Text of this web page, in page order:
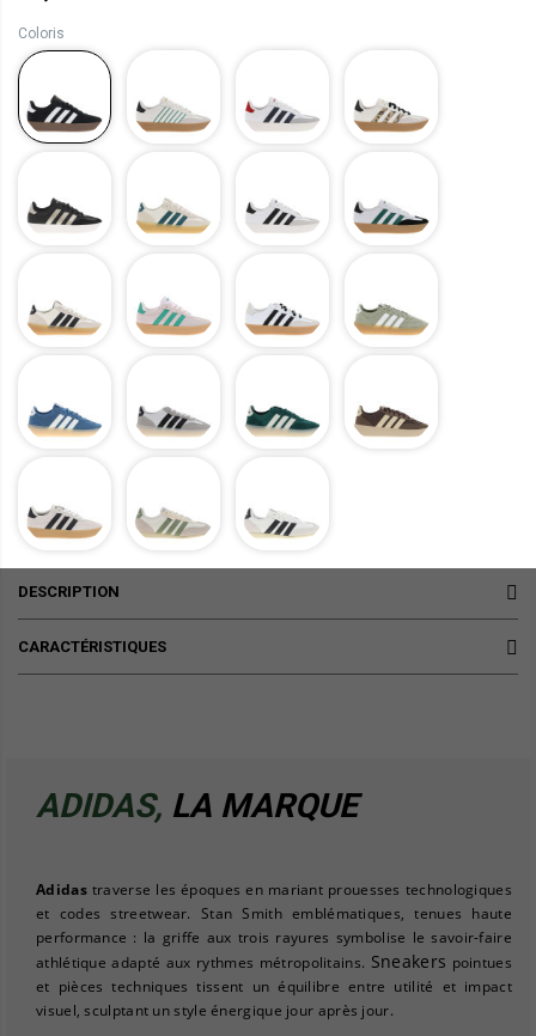
Coloris
DESCRIPTION
CARACTÉRISTIQUES
ADIDAS, LA MARQUE
Adidastraverse les époques en mariant prouesses technologiques
et codes streetwear. Stan Smith emblématiques, tenues haute
performance : la griffe aux trois rayures symbolise le savoir-faire
athlétique adapté aux rythmes métropolitains. Sneakers pointues
et pièces techniques tissent un équilibre entre utilité et impact
visuel, sculptant un style énergique jour après jour.